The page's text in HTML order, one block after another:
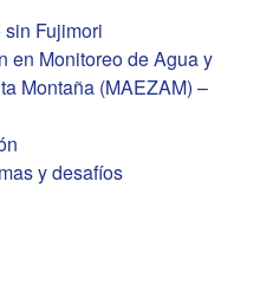
Fujimori
en Monitoreo de Agua y
Montaña (MAEZAM) –
y desafíos